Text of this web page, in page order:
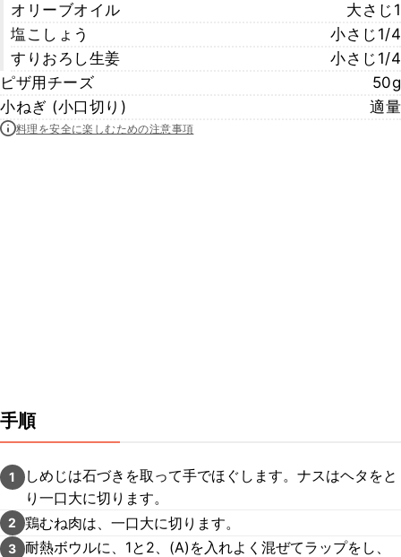
オリーブオイル
大さじ1
塩こしょう
小さじ1/4
すりおろし生姜
小さじ1/4
ピザ用チーズ
50g
小ねぎ (小口切り)
適量
料理を安全に楽しむための注意事項
手順
1
しめじは石づきを取って手でほぐします。ナスはヘタをと
り一口大に切ります。
2 鶏むね肉は、一口大に切ります。
3 耐熱ボウルに、1と2、(A)を入れよく混ぜてラップをし、